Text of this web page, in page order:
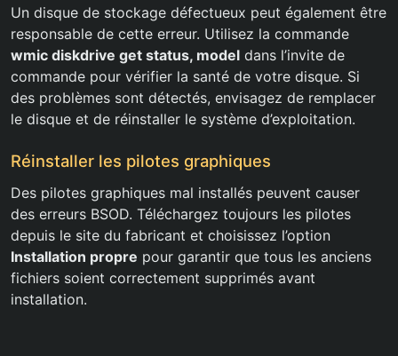
Un disque de stockage défectueux peut également être
responsable de cette erreur. Utilisez la commande
wmic diskdrive get status, model dans l’invite de
commande pour vérifier la santé de votre disque. Si
des problèmes sont détectés, envisagez de remplacer
le disque et de réinstaller le système d’exploitation.
Réinstaller les pilotes graphiques
Des pilotes graphiques mal installés peuvent causer
des erreurs BSOD. Téléchargez toujours les pilotes
depuis le site du fabricant et choisissez l’option
Installation propre pour garantir que tous les anciens
fichiers soient correctement supprimés avant
installation.